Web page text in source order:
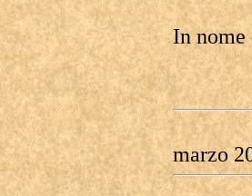
In nome
marzo